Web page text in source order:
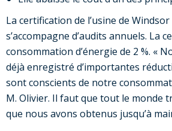
La certification de l’usine de
s’accompagne d’audits annuels. La
consommation d’énergie de 2 %. «
déjà enregistré d’importantes
sont conscients de notre
M. Olivier. Il faut que tout le monde
que nous avons obtenus jusqu’à